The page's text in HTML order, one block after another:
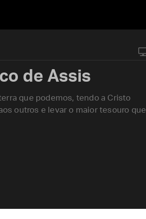
de Assis
que podemos, tendo a Cristo
outros e levar o maior tesouro que